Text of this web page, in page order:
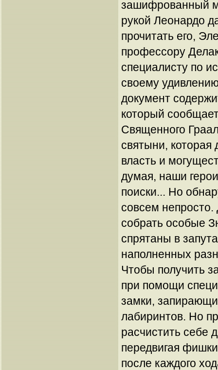
зашифрованный
рукой Леонардо
прочитать его,
профессору
специалисту по
своему
документ
который
Священного
святыни,
власть и
думая, наши
поиски... Но
совсем непросто.
собрать особые
спрятаны в
наполненных
Чтобы получить
при помощи
замки,
лабиринтов. Но
расчистить себе
передвигая
после каждого